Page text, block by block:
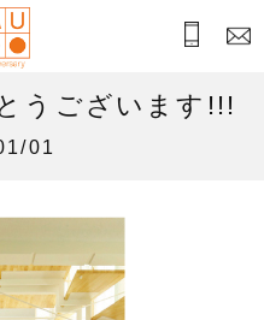
うございます!!!
01